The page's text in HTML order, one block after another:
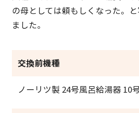
の母としては頼もしくなった。
ました。
交換前機種
ノーリツ製 24号風呂給湯器 10